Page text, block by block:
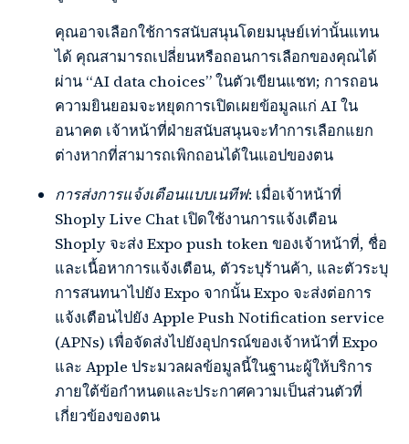
คุณอาจเลือกใช้การสนับสนุนโดยมนุษย์เท่านั้นแทน
ได้ คุณสามารถเปลี่ยนหรือถอนการเลือกของคุณได้
ผ่าน “AI data choices” ในตัวเขียนแชท; การถอน
ความยินยอมจะหยุดการเปิดเผยข้อมูลแก่ AI ใน
อนาคต เจ้าหน้าที่ฝ่ายสนับสนุนจะทำการเลือกแยก
ต่างหากที่สามารถเพิกถอนได้ในแอปของตน
การส่งการแจ้งเตือนแบบเนทีฟ: เมื่อเจ้าหน้าที่
Shoply Live Chat เปิดใช้งานการแจ้งเตือน
Shoply จะส่ง Expo push token ของเจ้าหน้าที่, ชื่อ
และเนื้อหาการแจ้งเตือน, ตัวระบุร้านค้า, และตัวระบุ
การสนทนาไปยัง Expo จากนั้น Expo จะส่งต่อการ
แจ้งเตือนไปยัง Apple Push Notification service
(APNs) เพื่อจัดส่งไปยังอุปกรณ์ของเจ้าหน้าที่ Expo
และ Apple ประมวลผลข้อมูลนี้ในฐานะผู้ให้บริการ
ภายใต้ข้อกำหนดและประกาศความเป็นส่วนตัวที่
เกี่ยวข้องของตน